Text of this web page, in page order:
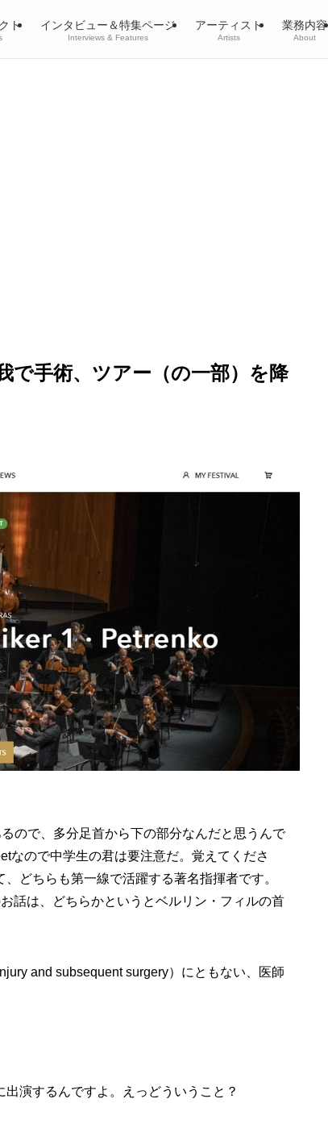
ト インタビュー＆特集ページ
Interviews & Features
アーティスト
Artists
業務内容
About
で手術、ツアー（の一部）を降
ので、多分足首から下の部分なんだと思うんで
なので中学生の君は要注意だ。覚えてくださ
どちらも第一線で活躍する著名指揮者です。
話は、どちらかというとベルリン・フィルの首
and subsequent surgery）にともない、医師
演するんですよ。えっどういうこと？